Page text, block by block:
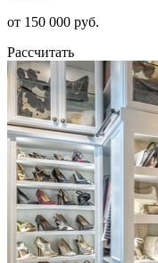
от 150 000 руб.
Рассчитать